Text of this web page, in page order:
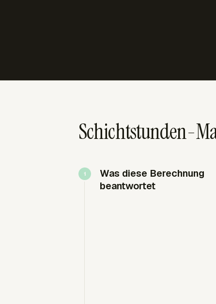
Schichtstunden-
Was diese Berechnung
beantwortet